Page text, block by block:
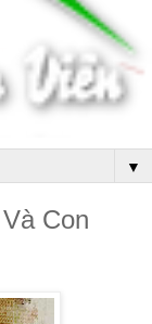
▼
Con